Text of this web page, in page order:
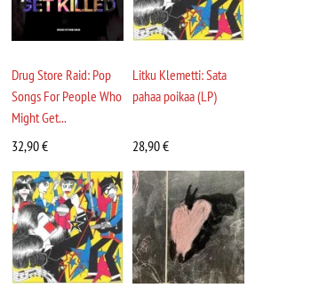
Drug Store Raid: Pop
Songs For People Who
Might Get...
32,90€
Litku Klemetti: Sata
pahaa poikaa (LP)
28,90€